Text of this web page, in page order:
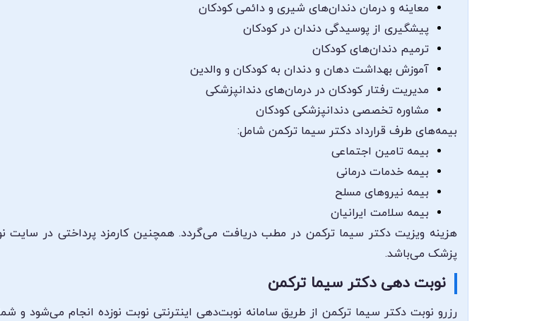
معاینه و درمان دندان‌های شیری و دائمی کودکان
پیشگیری از پوسیدگی دندان در کودکان
ترمیم دندان‌های کودکان
آموزش بهداشت دهان و دندان به کودکان و والدین
مدیریت رفتار کودکان در درمان‌های دندانپزشکی
مشاوره تخصصی دندانپزشکی کودکان
بیمه‌های طرف قرارداد دکتر سیما ترکمن شامل:
بیمه تامین اجتماعی
بیمه خدمات درمانی
بیمه نیروهای مسلح
بیمه سلامت ایرانیان
هزینه ویزیت دکتر سیما ترکمن در مطب دریافت می‌گردد. همچنین کارمزد پرداختی در سایت
پزشک می‌باشد.
نوبت دهی دکتر سیما ترکمن
رزرو نوبت دکتر سیما ترکمن از طریق سامانه نوبت‌دهی اینترنتی نوبت نوزده انجام می‌شود و